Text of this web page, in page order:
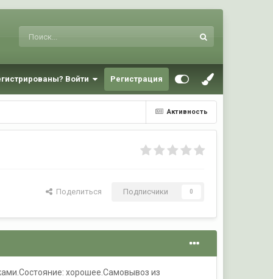
Войти Регистрация
Активность
Поделиться Подписчики 0
хорошее.Самовывоз из